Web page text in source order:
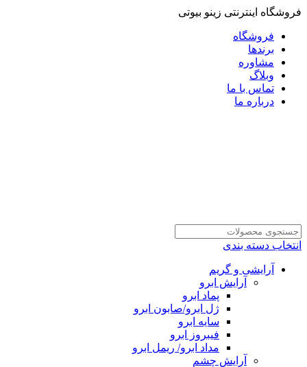
فروشگاه اینترنتی زینو بیوتی
فروشگاه
برندها
مشاوره
وبلاگ
تماس با ما
درباره ما
انتخاب دسته بندی
آرایشی و گریم
آرایش ابرو
پماد ابرو
ژل ابرو/صابون ابرو
سایه ابرو
فیبروز ابرو
مداد ابرو/ ریمل ابرو
آرایش چشم